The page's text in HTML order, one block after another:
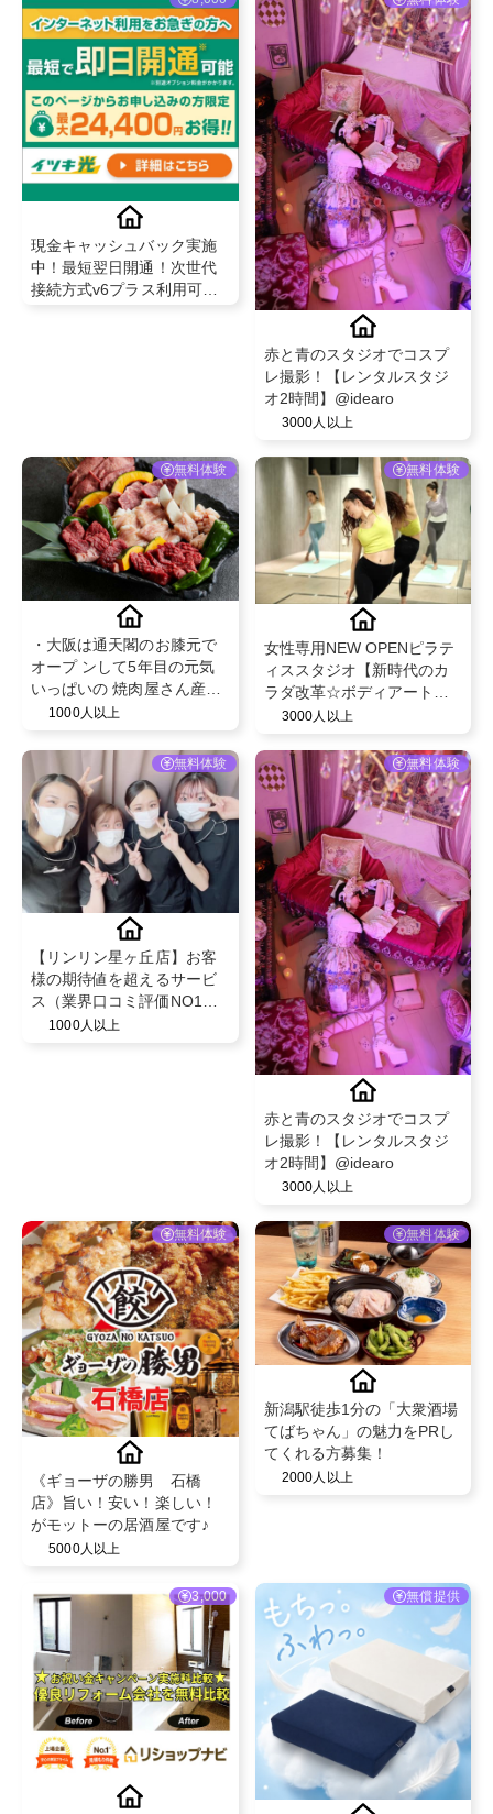
現金キャッシュバック実施
中！最短翌日開通！次世代
接続方式v6プラス利用可能
赤と青のスタジオでコスプ
レ撮影！【レンタルスタジ
オ2時間】@idearo
3000人以上
無料体験
・大阪は通天閣のお膝元で
オープ ンして5年目の元気
いっぱいの 焼肉屋さん産地
のお肉にこだわりタレも自
す。 土日祝日は曜日限定で
串カツも 食べる事ができ
ます
1000人以上
無料体験
女性専用NEW OPENピラテ
ィススタジオ【新時代のカ
ラダ改革☆ボディアートト
レーニング☆５０分レッス
3000人以上
無料体験
【リンリン星ヶ丘店】お客
様の期待値を超えるサービ
ス（業界口コミ評価NO1）
と既存のお客様からの紹介
1000人以上
無料体験
赤と青のスタジオでコスプ
レ撮影！【レンタルスタジ
オ2時間】@idearo
3000人以上
無料体験
《ギョーザの勝男 石橋
店》旨い！安い！楽しい！
がモットーの居酒屋です♪
5000人以上
無料体験
新潟駅徒歩1分の「大衆酒場
てばちゃん」の魅力をPRし
てくれる方募集！
2000人以上
3,000 無償提供